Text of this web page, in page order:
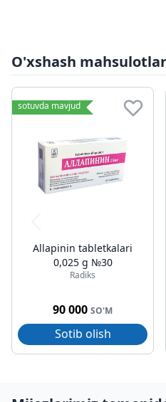
O'xshash mahsulotlar
sotuvda mavjud
Allapinin tabletkalari
0,025 g №30
Radiks
90 000 SO'M
Sotib olish